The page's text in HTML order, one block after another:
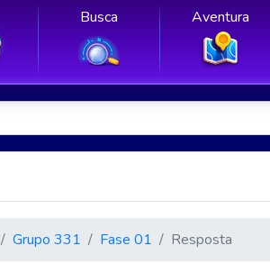
Busca Aventura
Grupo 331 Fase 01 Resposta